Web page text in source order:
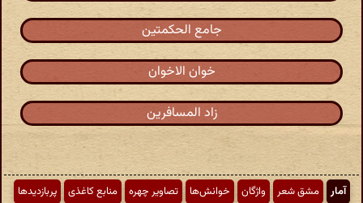
جامع الحکمتین
خوان الاخوان
زاد المسافرین
آمار مشق شعر واژگان خوانش‌ها تصاویر چهره منابع کاغذی پربازدیدها